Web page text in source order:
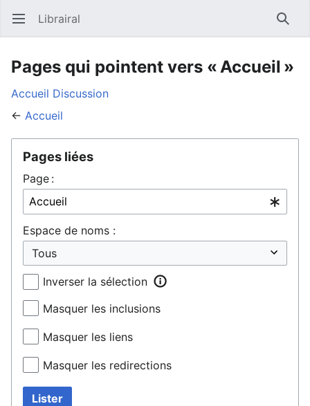
Ouvrir le menu principal Librairal
Pages qui pointent vers « Accueil »
Accueil Discussion
← Accueil
Pages liées
Page :
Espace de noms :
Inverser la sélection
Masquer les inclusions
Masquer les liens
Masquer les redirections
Lister